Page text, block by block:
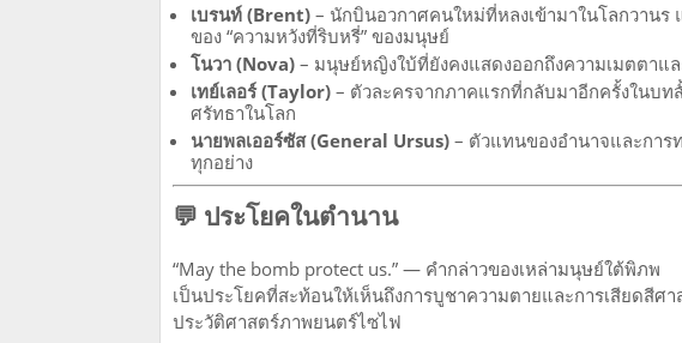
เบรนท์ (Brent) – นักบินอวกาศคนใหม่ที่หลงเข้ามาในโลกวานร
ของ “ความหวังที่ริบหรี่” ของมนุษย์
โนวา (Nova) – มนุษย์หญิงใบ้ที่ยังคงแสดงออกถึงความเมตตาแ
เทย์เลอร์ (Taylor) – ตัวละครจากภาคแรกที่กลับมาอีกครั้งในบ
ศรัทธาในโลก
นายพลเออร์ซัส (General Ursus) – ตัวแทนของอำนาจและการ
ทุกอย่าง
💬 ประโยคในตำนาน
“May the bomb protect us.” — คำกล่าวของเหล่ามนุษย์ใต้พิภพ
เป็นประโยคที่สะท้อนให้เห็นถึงการบูชาความตายและการเสียดสีศ
ประวัติศาสตร์ภาพยนตร์ไซไฟ